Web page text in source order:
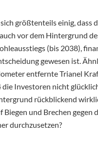
größtenteils einig, dass
vor dem Hintergrund
(bis 2038),
gewesen ist.
entfernte Trianel
Investoren nicht
rückblickend
Biegen und Brechen gegen
durchzusetzen?